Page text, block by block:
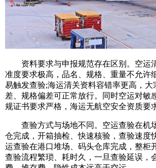
资料要求与申报规范存在区别。空运
准度要求极高，品名、规格、重量不允许
易触发查验;海运清关资料容错率更高，大
差、规格偏差可正常放行。同时空运对敏
规证书要求严格，海运无航空安全资质要
查验方式与场地不同。空运查验在机
仓完成，开箱抽检、快速核验，查验速度
运查验在港口堆场、码头仓库完成，整柜
查验流程繁琐、耗时久，一旦查验延误，